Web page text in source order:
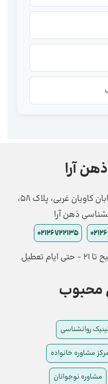
ذهن آرا
سیدخندان، خیابان جلفا، خیابان کاویان غربی، پلاک 58،
ذهن آرا
02126722135
محبوب
روانشناسی
مشاوره خانواده
مشاوره نوجوانان